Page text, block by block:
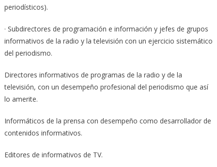
periodísticos).
· Subdirectores de programación e información y jefes de grupos
informativos de la radio y la televisión con un ejercicio sistemático
del periodismo.
Directores informativos de programas de la radio y de la
televisión, con un desempeño profesional del periodismo que así
lo amerite.
Informáticos de la prensa con desempeño como desarrollador de
contenidos informativos.
Editores de informativos de TV.